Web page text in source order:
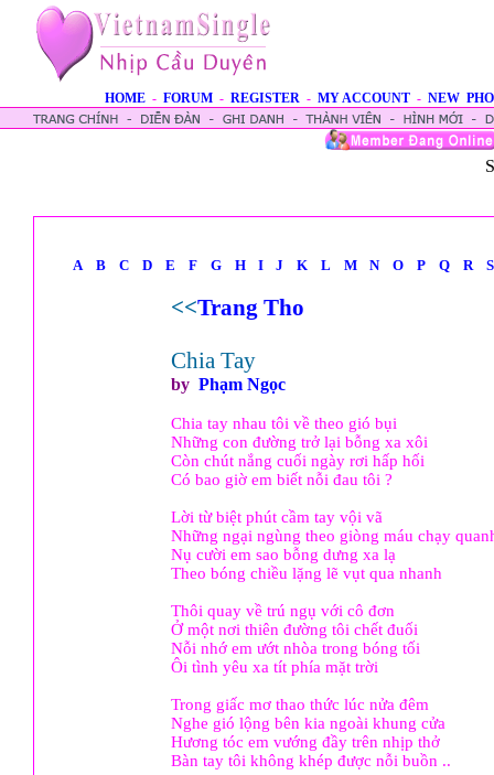
HOME - FORUM - REGISTER - MY ACCOUNT - NEW
A B C D E F G H I J K L M N O P Q R S
<<Trang Tho
Chia Tay
by Phạm Ngọc
Chia tay nhau tôi về theo gió bụi
Những con đường trở lại bỗng xa xôi
Còn chút nắng cuối ngày rơi hấp hối
Có bao giờ em biết nỗi đau tôi ?
Lời từ biệt phút cầm tay vội vã
Những ngại ngùng theo giòng máu chạy
Nụ cười em sao bỗng dưng xa lạ
Theo bóng chiều lặng lẽ vụt qua nhanh
Thôi quay về trú ngụ với cô đơn
Ở một nơi thiên đường tôi chết đuối
Nỗi nhớ em ướt nhòa trong bóng tối
Ôi tình yêu xa tít phía mặt trời
Trong giấc mơ thao thức lúc nửa đêm
Nghe gió lộng bên kia ngoài khung cửa
Hương tóc em vướng đầy trên nhịp thở
Bàn tay tôi không khép được nỗi buồn ..